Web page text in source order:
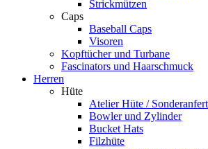
Strickmützen
Caps
Baseball Caps
Visoren
Kopftücher und Turbane
Fascinators und Haarschmuck
Herren
Hüte
Atelier Hüte /
Bowler und Zylinder
Bucket Hats
Filzhüte